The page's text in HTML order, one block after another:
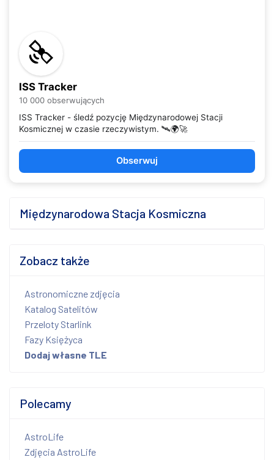
ISS Tracker
10 000 obserwujących
ISS Tracker - śledź pozycję Międzynarodowej Stacji
Kosmicznej w czasie rzeczywistym. 🛰️🌍🚀
Obserwuj
Międzynarodowa Stacja Kosmiczna
Zobacz także
Astronomiczne zdjęcia
Katalog Satelitów
Przeloty Starlink
Fazy Księżyca
Dodaj własne TLE
Polecamy
AstroLife
Zdjęcia AstroLife